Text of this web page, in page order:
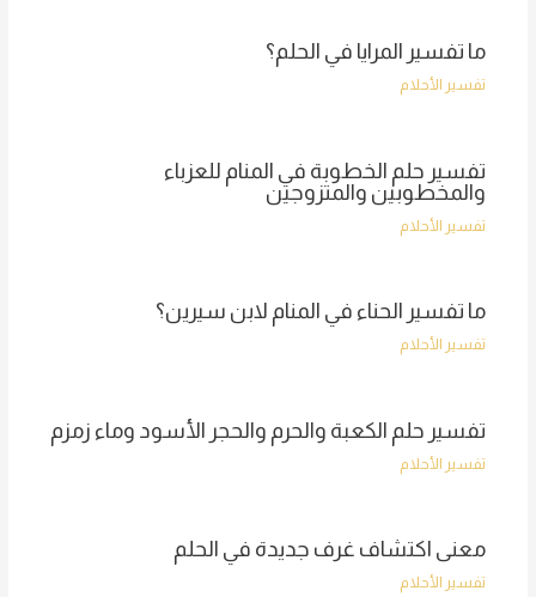
ما تفسير المرايا في الحلم؟
تفسير الأحلام
تفسير حلم الخطوبة في المنام للعزباء
والمخطوبين والمتزوجين
تفسير الأحلام
ما تفسير الحناء في المنام لابن سيرين؟
تفسير الأحلام
تفسير حلم الكعبة والحرم والحجر الأسود وماء زمزم
تفسير الأحلام
معنى اكتشاف غرف جديدة في الحلم
تفسير الأحلام